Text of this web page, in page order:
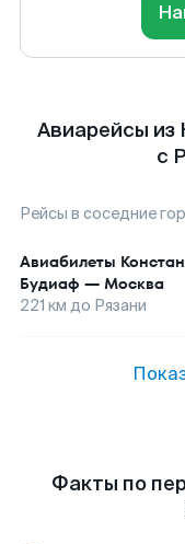
Авиарейсы
с
Рейсы в соседние
Авиабилеты
Будиаф — Москва
221 км до Рязани
Факты по